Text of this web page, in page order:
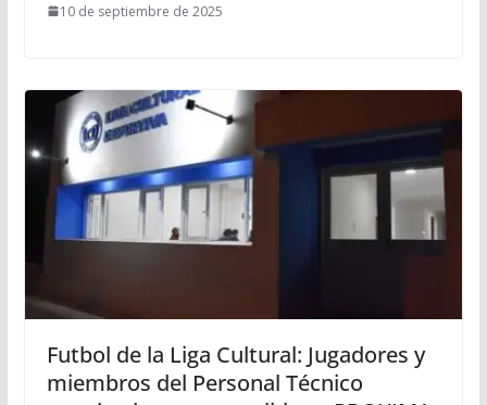
10 de septiembre de 2025
Futbol de la Liga Cultural: Jugadores y
miembros del Personal Técnico